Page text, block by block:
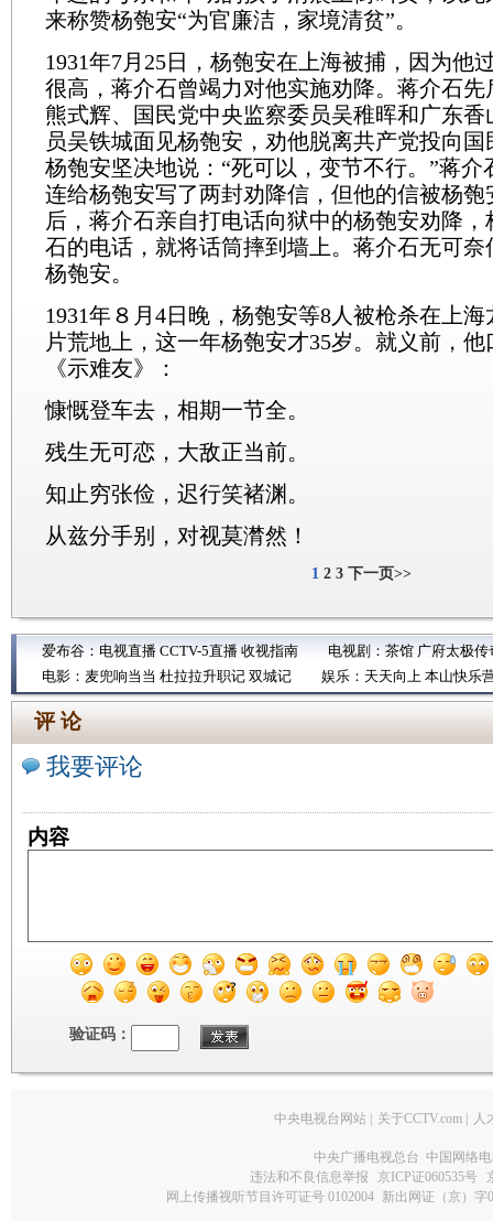
来称赞杨匏安“为官廉洁，家境清贫”。
1931年7月25日，杨匏安在上海被捕，因为他
很高，蒋介石曾竭力对他实施劝降。蒋介石
熊式辉、国民党中央监察委员吴稚晖和广东
员吴铁城面见杨匏安，劝他脱离共产党投向
杨匏安坚决地说：“死可以，变节不行。”蒋介
连给杨匏安写了两封劝降信，但他的信被杨匏
后，蒋介石亲自打电话向狱中的杨匏安劝降
石的电话，就将话筒摔到墙上。蒋介石无可
杨匏安。
1931年８月4日晚，杨匏安等8人被枪杀在上
片荒地上，这一年杨匏安才35岁。就义前，
《示难友》：
慷慨登车去，相期一节全。
残生无可恋，大敌正当前。
知止穷张俭，迟行笑褚渊。
从兹分手别，对视莫潸然！
1 2 3 下一页>>
爱布谷： 电视直播 CCTV-5直播 收视指南 电视剧： 茶馆 广府太极传
电影： 麦兜响当当 杜拉拉升职记 双城记 娱乐： 天天向上 本山快乐
评 论
我要评论
内容
验证码：
中央电视台网站 关于CCTV.com 人
中央广播电视总台 中国网络
违法和不良信息举报
京ICP证060535号
网上传播视听节目许可证号 0102004 新出网证（京）